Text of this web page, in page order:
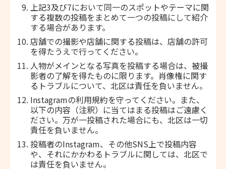
上記3及び7において同一のスポットやテーマに関
する複数の投稿をまとめて一つの投稿にして紹介
する場合があります。
店舗での撮影や店舗に関する投稿は、店舗の許可
を得たうえで行ってください。
人物がメインとなる写真を投稿する場合は、被撮
影者の了解を得たものに限ります。肖像権に関す
るトラブルについて、北区は責任を負いません。
Instagramの利用規約を守ってください。また、
以下の内容（注釈）に当てはまる投稿はご遠慮く
ださい。万が一投稿された場合にも、北区は一切
責任を負いません。
投稿者のInstagram、その他SNS上で投稿内容
や、それにかかわるトラブルに関しては、北区で
は責任を負いません。